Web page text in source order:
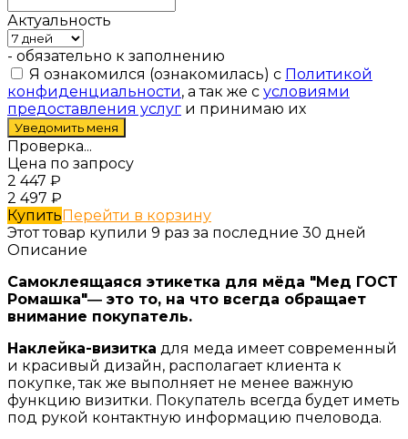
Актуальность
- обязательно к заполнению
Я ознакомился (ознакомилась) с Политикой
конфиденциальности, а так же с условиями
предоставления услуг и принимаю их
Проверка...
Цена по запросу
2 447 ₽
2 497 ₽
КупитьПерейти в корзину
Этот товар купили 9 раз за последние 30 дней
Описание
Самоклеящаяся этикетка для мёда "Мед ГОСТ
Ромашка"― это то, на что всегда обращает
внимание покупатель.
Наклейка-визитка для меда имеет современный
и красивый дизайн, располагает клиента к
покупке, так же выполняет не менее важную
функцию визитки. Покупатель всегда будет иметь
под рукой контактную информацию пчеловода.